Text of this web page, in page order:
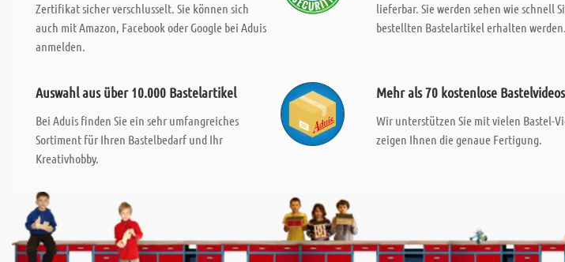
Zertifikat sicher verschlusselt. Sie können sich
auch mit Amazon, Facebook oder Google bei Aduis
anmelden.
lieferbar. Sie werden sehen wie schnell
bestellten Bastelartikel erhalten werden.
Auswahl aus über 10.000 Bastelartikel
Bei Aduis finden Sie ein sehr umfangreiches
Sortiment für Ihren Bastelbedarf und Ihr
Kreativhobby.
Mehr als 70 kostenlose Bastelvideos
Wir unterstützen Sie mit vielen Bastel-
zeigen Ihnen die genaue Fertigung.